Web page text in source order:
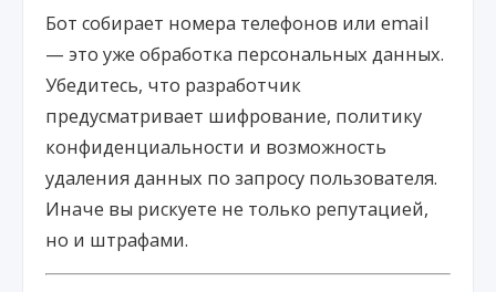
Бот собирает номера телефонов или email
— это уже обработка персональных данных.
Убедитесь, что разработчик
предусматривает шифрование, политику
конфиденциальности и возможность
удаления данных по запросу пользователя.
Иначе вы рискуете не только репутацией,
но и штрафами.